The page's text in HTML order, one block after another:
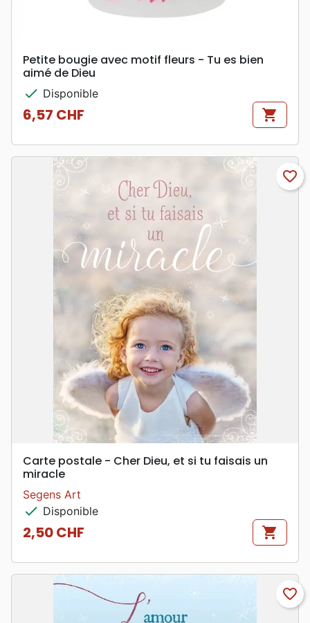
Petite bougie avec motif fleurs - Tu es bien
aimé de Dieu
check Disponible
Prix
6,57 CHF shopping_cart
favorite_border
Carte postale - Cher Dieu, et si tu faisais un
miracle
Segens Art
check Disponible
Prix
2,50 CHF shopping_cart
favorite_border